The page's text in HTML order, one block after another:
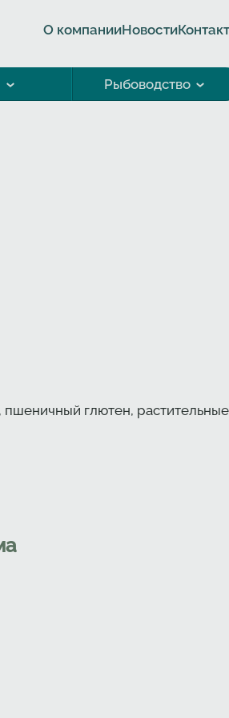
О компанииНовости
Рыбоводство
глютен, растительные